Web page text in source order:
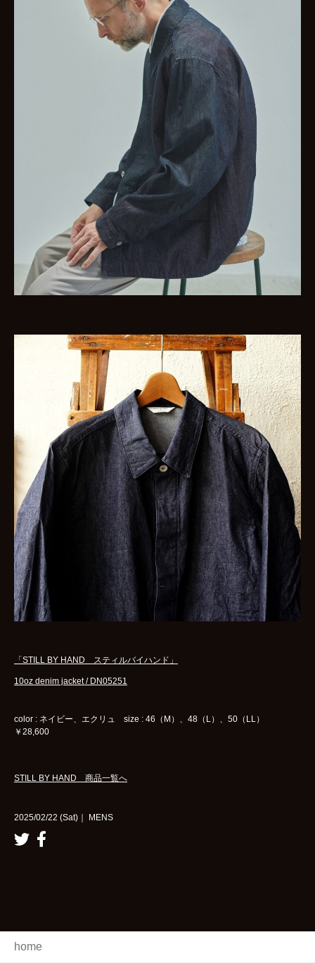
「STILL BY HAND スティルバイハンド」
10oz denim jacket / DN05251
color : ネイビー、エクリュ size : 46（M）、48（L）、50（LL）
￥28,600
STILL BY HAND 商品一覧へ
2025/02/22 (Sat)｜ MENS
home